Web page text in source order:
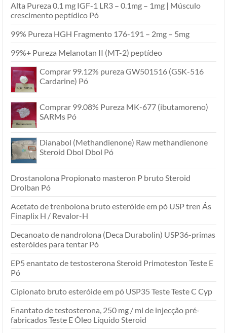
Alta Pureza 0,1 mg IGF-1 LR3 – 0.1mg – 1mg | Músculo
crescimento peptídico Pó
99% Pureza HGH Fragmento 176-191 – 2mg – 5mg
99%+ Pureza Melanotan II (MT-2) peptídeo
Comprar 99.12% pureza GW501516 (GSK-516
Cardarine) Pó
Comprar 99.08% Pureza MK-677 (ibutamoreno)
SARMs Pó
Dianabol (Methandienone) Raw methandienone
Steroid Dbol Dbol Pó
Drostanolona Propionato masteron P bruto Steroid
Drolban Pó
Acetato de trenbolona bruto esteróide em pó USP tren Ás
Finaplix H / Revalor-H
Decanoato de nandrolona (Deca Durabolin) USP36-primas
esteróides para tentar Pó
EP5 enantato de testosterona Steroid Primoteston Teste E
Pó
Cipionato bruto esteróide em pó USP35 Teste Teste C Cyp
Enantato de testosterona, 250 mg / ml de injecção pré-
fabricados Teste E Óleo Líquido Steroid